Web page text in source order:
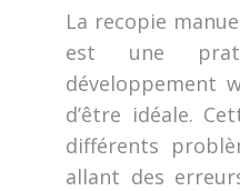
La recopie
est une
développement
d’être idéale.
différents
allant des